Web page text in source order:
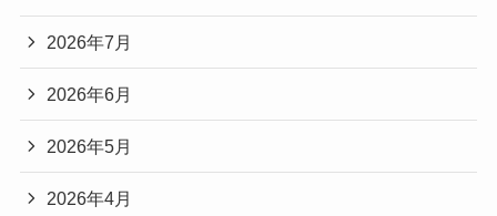
2026年7月
2026年6月
2026年5月
2026年4月